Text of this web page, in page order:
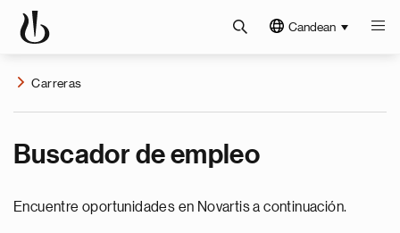
Candean
Carreras
Buscador de empleo
Encuentre oportunidades en Novartis a continuación.